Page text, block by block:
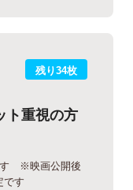
残り34枚
ト重視の方
す ※映画公開後
です